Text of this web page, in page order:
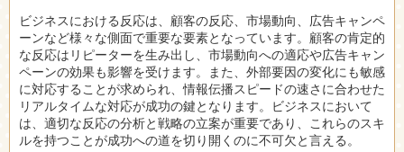
ビジネスにおける反応は、顧客の反応、市場動向、広告キャンペ
ーンなど様々な側面で重要な要素となっています。顧客の肯定的
な反応はリピーターを生み出し、市場動向への適応や広告キャン
ペーンの効果も影響を受けます。また、外部要因の変化にも敏感
に対応することが求められ、情報伝播スピードの速さに合わせた
リアルタイムな対応が成功の鍵となります。ビジネスにおいて
は、適切な反応の分析と戦略の立案が重要であり、これらのスキ
ルを持つことが成功への道を切り開くのに不可欠と言える。